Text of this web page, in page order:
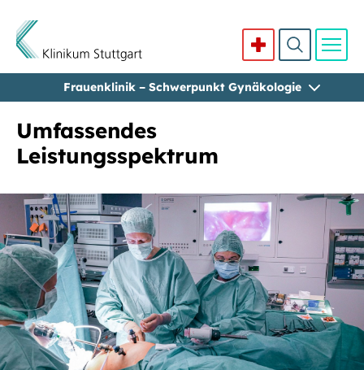
Direkt zum InhaltFrauenklinik – Schwerpunkt Gynäkologie
Umfassendes
Leistungsspektrum